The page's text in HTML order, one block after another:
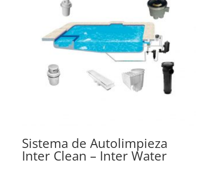
Sistema de Autolimpieza
Inter Clean – Inter Water